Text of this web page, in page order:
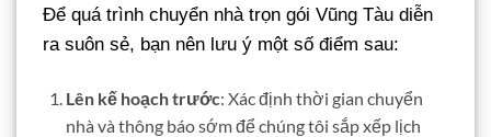
Để quá trình chuyển nhà trọn gói Vũng Tàu diễn
ra suôn sẻ, bạn nên lưu ý một số điểm sau:
Lên kế hoạch trước: Xác định thời gian chuyển
nhà và thông báo sớm để chúng tôi sắp xếp lịch